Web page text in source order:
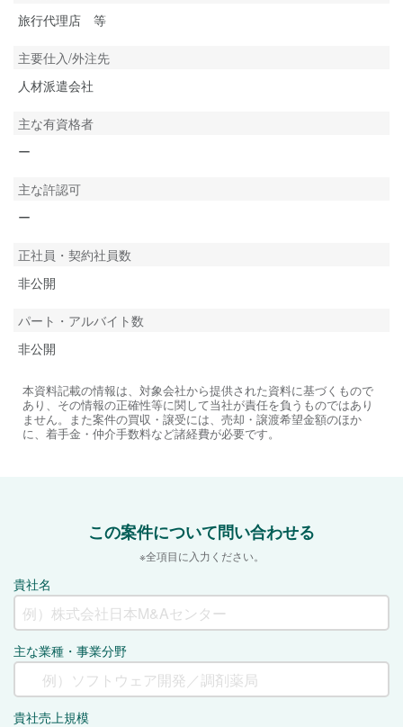
旅行代理店 等
主要仕入/外注先
人材派遣会社
主な有資格者
ー
主な許認可
ー
正社員・契約社員数
非公開
パート・アルバイト数
非公開
本資料記載の情報は、対象会社から提供された資料に基づくもので
あり、その情報の正確性等に関して当社が責任を負うものではあり
ません。また案件の買収・譲受には、売却・譲渡希望金額のほか
に、着手金・仲介手数料など諸経費が必要です。